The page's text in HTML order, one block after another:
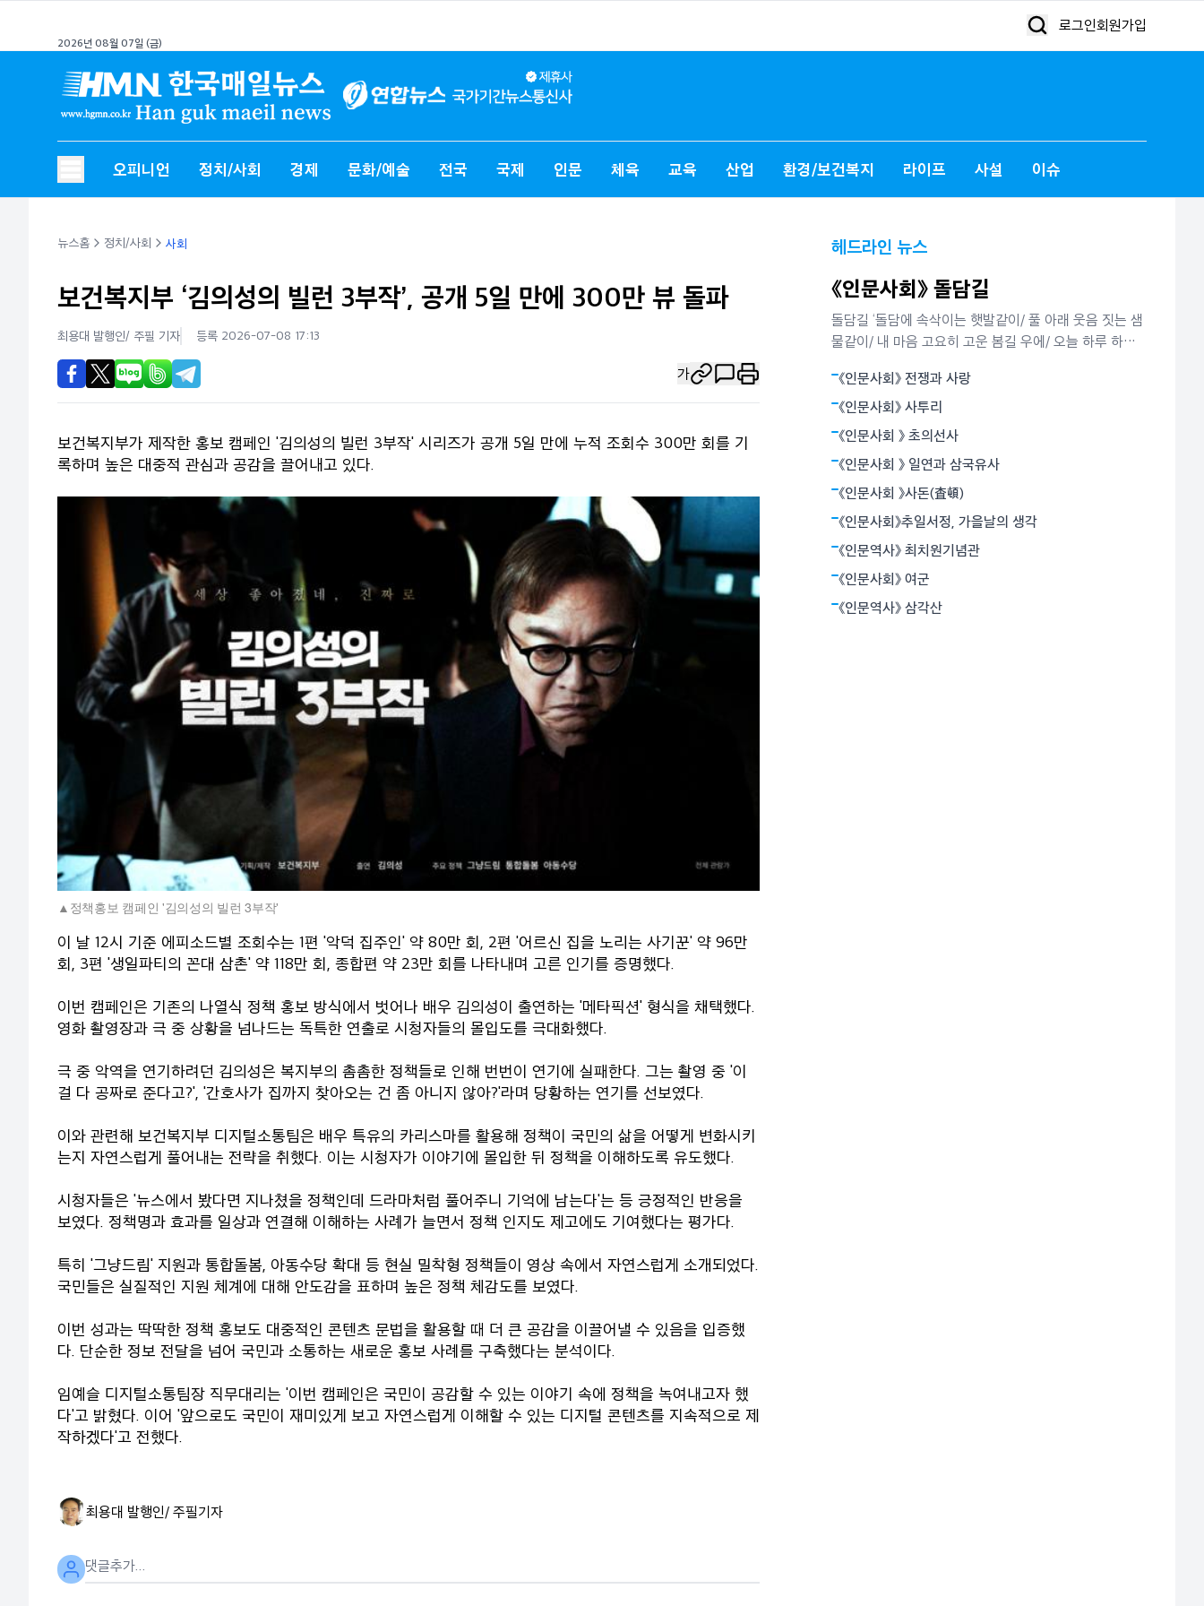
2026년 08월 07일 (금)
로그인회원가입
오피니언 정치/사회 경제 문화/예술 전국 국제 인문 체육 교육 산업 환경/보건복지 라이프 사설 이슈
뉴스홈 정치/사회 사회
보건복지부 ‘김의성의 빌런 3부작’, 공개 5일 만에 300만 뷰 돌파
최용대 발행인/ 주필 기자 등록 2026-07-08 17:13
가
보건복지부가 제작한 홍보 캠페인 '김의성의 빌런 3부작' 시리즈가 공개 5일 만에 누적 조회수 300만 회를 기
록하며 높은 대중적 관심과 공감을 끌어내고 있다.
정책홍보 캠페인 '김의성의 빌런 3부작'
이 날 12시 기준 에피소드별 조회수는 1편 '악덕 집주인' 약 80만 회, 2편 '어르신 집을 노리는 사기꾼' 약 96만
회, 3편 '생일파티의 꼰대 삼촌' 약 118만 회, 종합편 약 23만 회를 나타내며 고른 인기를 증명했다.
이번 캠페인은 기존의 나열식 정책 홍보 방식에서 벗어나 배우 김의성이 출연하는 '메타픽션' 형식을 채택했다.
영화 촬영장과 극 중 상황을 넘나드는 독특한 연출로 시청자들의 몰입도를 극대화했다.
극 중 악역을 연기하려던 김의성은 복지부의 촘촘한 정책들로 인해 번번이 연기에 실패한다. 그는 촬영 중 '이
걸 다 공짜로 준다고?', '간호사가 집까지 찾아오는 건 좀 아니지 않아?'라며 당황하는 연기를 선보였다.
이와 관련해 보건복지부 디지털소통팀은 배우 특유의 카리스마를 활용해 정책이 국민의 삶을 어떻게 변화시키
는지 자연스럽게 풀어내는 전략을 취했다. 이는 시청자가 이야기에 몰입한 뒤 정책을 이해하도록 유도했다.
시청자들은 '뉴스에서 봤다면 지나쳤을 정책인데 드라마처럼 풀어주니 기억에 남는다'는 등 긍정적인 반응을
보였다. 정책명과 효과를 일상과 연결해 이해하는 사례가 늘면서 정책 인지도 제고에도 기여했다는 평가다.
특히 '그냥드림' 지원과 통합돌봄, 아동수당 확대 등 현실 밀착형 정책들이 영상 속에서 자연스럽게 소개되었다.
국민들은 실질적인 지원 체계에 대해 안도감을 표하며 높은 정책 체감도를 보였다.
이번 성과는 딱딱한 정책 홍보도 대중적인 콘텐츠 문법을 활용할 때 더 큰 공감을 이끌어낼 수 있음을 입증했
다. 단순한 정보 전달을 넘어 국민과 소통하는 새로운 홍보 사례를 구축했다는 분석이다.
임예슬 디지털소통팀장 직무대리는 '이번 캠페인은 국민이 공감할 수 있는 이야기 속에 정책을 녹여내고자 했
다'고 밝혔다. 이어 '앞으로도 국민이 재미있게 보고 자연스럽게 이해할 수 있는 디지털 콘텐츠를 지속적으로 제
작하겠다'고 전했다.
최용대 발행인/ 주필기자
헤드라인 뉴스
《인문사회》 돌담길
돌담길 ‘돌담에 속삭이는 햇발같이/ 풀 아래 웃음 짓는 샘
물같이/ 내 마음 고요히 고운 봄길 우에/ 오늘 하루 하늘
발’에서 노래한 봄날의 시정이다. 그는 또 담장 안 뜰에 핀
모란과 깊은 교감을 나누었다. 그래서 그는 ‘모란이 피기
까지는/ 나는 아직 기다리고 있을테요 찬란한 슬픔의 봄
《인문사회》 전쟁과 사랑
《인문사회》 사투리
《인문사회 》 초의선사
《인문사회 》 일연과 삼국유사
《인문사회 》사돈(査頓)
《인문사회》추일서정, 가을날의 생각
《인문역사》 최치원기념관
《인문사회》 여군
《인문역사》 삼각산